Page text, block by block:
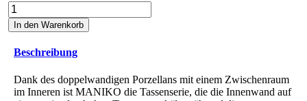
Clubhouse
MANIKO
Cappuccino
(red/rot)
In den Warenkorb
Beschreibung
Dank des doppelwandigen Porzellans mit einem Zwischenraum
im Inneren ist MANIKO die Tassenserie, die die Innenwand auf